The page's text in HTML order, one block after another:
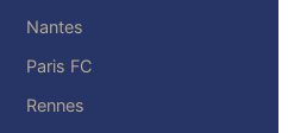
Nantes
Paris FC
Rennes